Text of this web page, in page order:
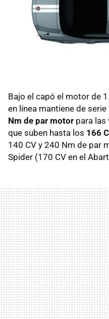
Bajo el capó el motor de
en línea mantiene de
Nm de par motor para las
que suben hasta los 166
140 CV y 240 Nm de par
Spider (170 CV en el